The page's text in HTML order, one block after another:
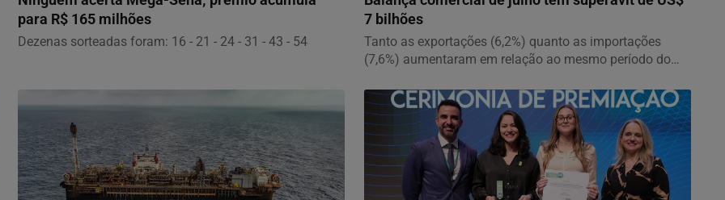
para R$ 165 milhões
Dezenas sorteadas foram: 16 - 21 - 24 - 31 - 43 - 54
7 bilhões
Tanto as exportações (6,2%) quanto as importações
(7,6%) aumentaram em relação ao mesmo período do